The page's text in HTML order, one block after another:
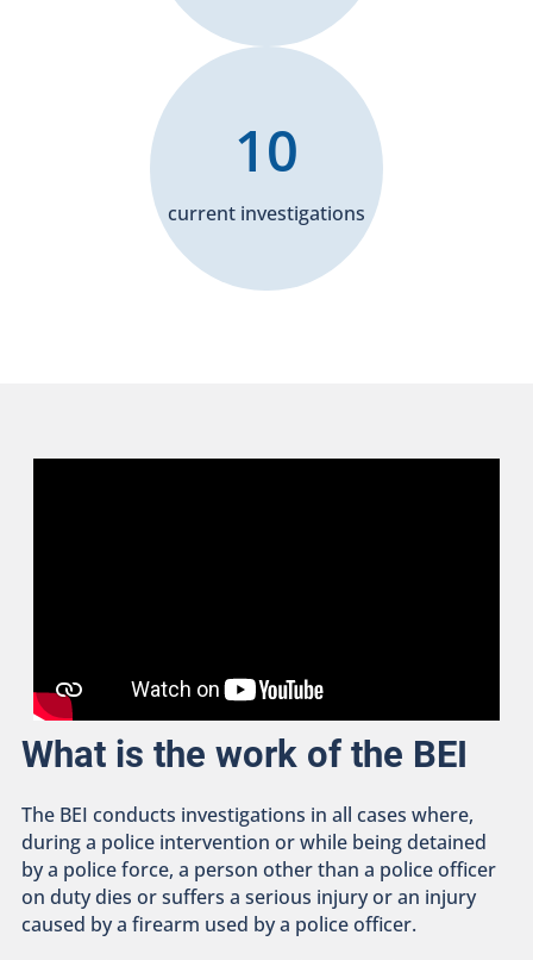
current investigations
10
What is the work of the BEI
The BEI conducts investigations in all cases where,
during a police intervention or while being detained
by a police force, a person other than a police officer
on duty dies or suffers a serious injury or an injury
caused by a firearm used by a police officer.